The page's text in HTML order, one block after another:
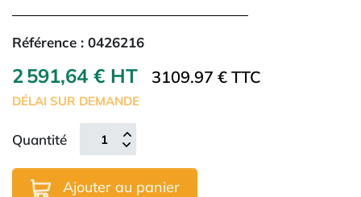
Référence : 0426216
2 591,64 € HT 3109.97 € TTC
DÉLAI SUR DEMANDE
Quantité
Ajouter au panier